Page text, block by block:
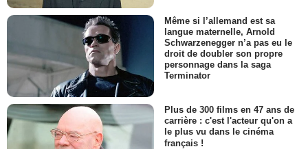
Même si l’allemand est sa
langue maternelle, Arnold
Schwarzenegger n’a pas eu le
droit de doubler son propre
personnage dans la saga
Terminator
Plus de 300 films en 47 ans de
carrière : c'est l'acteur qu'on a
le plus vu dans le cinéma
français !